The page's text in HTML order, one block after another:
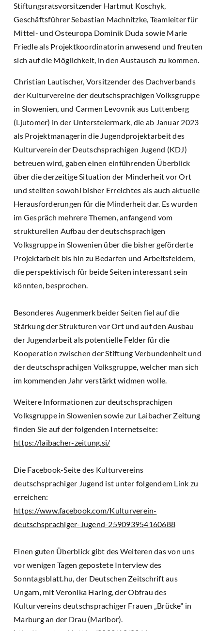
Stiftungsratsvorsitzender Hartmut Koschyk,
Geschäftsführer Sebastian Machnitzke, Teamleiter für
Mittel- und Osteuropa Dominik Duda sowie Marie
Friedle als Projektkoordinatorin anwesend und freuten
sich auf die Möglichkeit, in den Austausch zu kommen.
Christian Lautischer, Vorsitzender des Dachverbands
der Kulturvereine der deutschsprachigen Volksgruppe
in Slowenien, und Carmen Levovnik aus Luttenberg
(Ljutomer) in der Untersteiermark, die ab Januar 2023
als Projektmanagerin die Jugendprojektarbeit des
Kulturverein der Deutschsprachigen Jugend (KDJ)
betreuen wird, gaben einen einführenden Überblick
über die derzeitige Situation der Minderheit vor Ort
und stellten sowohl bisher Erreichtes als auch aktuelle
Herausforderungen für die Minderheit dar. Es wurden
im Gespräch mehrere Themen, anfangend vom
strukturellen Aufbau der deutschsprachigen
Volksgruppe in Slowenien über die bisher geförderte
Projektarbeit bis hin zu Bedarfen und Arbeitsfeldern,
die perspektivisch für beide Seiten interessant sein
könnten, besprochen.
Besonderes Augenmerk beider Seiten fiel auf die
Stärkung der Strukturen vor Ort und auf den Ausbau
der Jugendarbeit als potentielle Felder für die
Kooperation zwischen der Stiftung Verbundenheit und
der deutschsprachigen Volksgruppe, welcher man sich
im kommenden Jahr verstärkt widmen wolle.
Weitere Informationen zur deutschsprachigen
Volksgruppe in Slowenien sowie zur Laibacher Zeitung
finden Sie auf der folgenden Internetseite:
https://laibacher-zeitung.si/
Die Facebook-Seite des Kulturvereins
deutschsprachiger Jugend ist unter folgendem Link zu
erreichen:
https://www.facebook.com/Kulturverein-
deutschsprachiger-Jugend-259093954160688
Einen guten Überblick gibt des Weiteren das von uns
vor wenigen Tagen gepostete Interview des
Sonntagsblatt.hu, der Deutschen Zeitschrift aus
Ungarn, mit Veronika Haring, der Obfrau des
Kulturvereins deutschsprachiger Frauen „Brücke“ in
Marburg an der Drau (Maribor).